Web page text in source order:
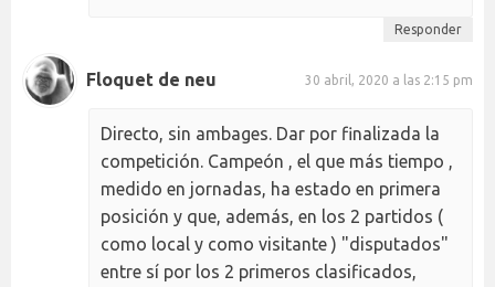
Responder
Floquet de neu 30 abril, 2020 a las 2:15 pm
Directo, sin ambages. Dar por finalizada la
competición. Campeón , el que más tiempo ,
medido en jornadas, ha estado en primera
posición y que, además, en los 2 partidos (
como local y como visitante ) "disputados"
entre sí por los 2 primeros clasificados,